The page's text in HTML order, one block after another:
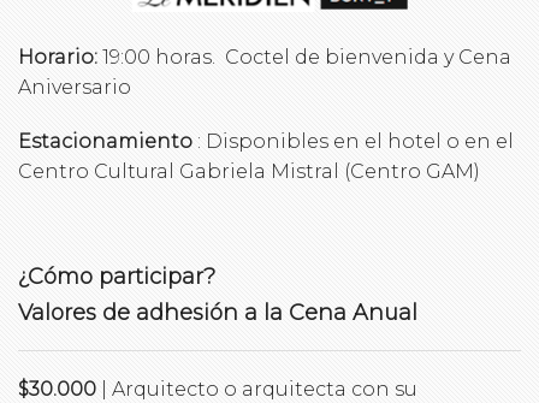
Horario: 19:00 horas. Coctel de bienvenida y Cena
Aniversario
Estacionamiento : Disponibles en el hotel o en el
Centro Cultural Gabriela Mistral (Centro GAM)
¿Cómo participar?
Valores de adhesión a la Cena Anual
$30.000 | Arquitecto o arquitecta con su